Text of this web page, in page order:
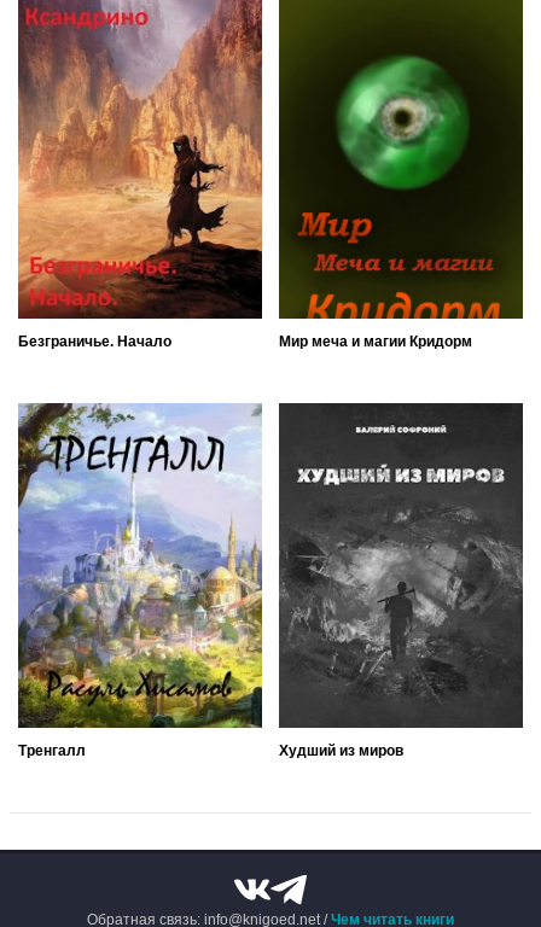
Безграничье. Начало Мир меча и магии Кридорм
Тренгалл Худший из миров
Обратная связь: info@knigoed.net /Чем читать книги